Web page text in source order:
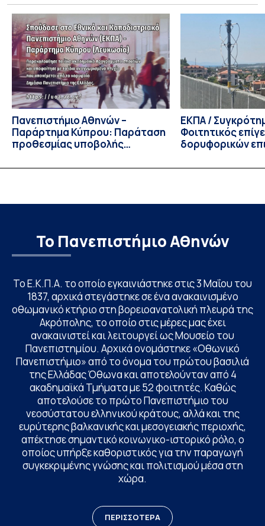
Τμήματος Οικονομικών Επιστημών και του Τμήματος
Διοίκησης Επιχειρήσεων και Οργανισμών τον Σεπτέμβριο
του 2026, ο Κοσμήτορας της Σχολής Οικονομικών και
Πολιτικών Επιστημών, Καθηγητής Νικόλαος Ηρειώτης, και ο
Πρόεδρος του Τμήματος […]
Πανεπιστήμιο Αθηνών –
Παράρτημα Κύπρου: Παράταση
προθεσμίας υποβολής
υποψηφίων
ΕΚΠΑ /
Φοιτητικός
δορυφορικών
Το Πανεπιστήμιο Αθηνών
Το Ε.Κ.Π.Α. το οποίο εγκαινιάστηκε στις 3 Μαΐου του
1837, αρχικά στεγάστηκε σε ένα ανακαινισμένο
οθωμανικό κτήριο στη βορειοανατολική πλευρά της
Ακρόπολης, το οποίο στις μέρες μας έχει
ανακαινιστεί και λειτουργεί ως Μουσείο του
Πανεπιστημίου. Αρχικά ονομάστηκε «Οθωνικό
Πανεπιστήμιο» από το όνομα του πρώτου βασιλιά
της Ελλάδας Όθωνα και αποτελούνταν από 4
ακαδημαϊκά Τμήματα με 52 φοιτητές. Καθώς
αποτελούσε το πρώτο Πανεπιστήμιο του
νεοσύστατου ελληνικού κράτους, αλλά και της
ευρύτερης βαλκανικής και μεσογειακής περιοχής,
απέκτησε σημαντικό κοινωνικο-ιστορικό ρόλο, ο
οποίος υπήρξε καθοριστικός για την παραγωγή
συγκεκριμένης γνώσης και πολιτισμού μέσα στη
χώρα.
ΠΕΡΙΣΣΟΤΕΡΑ